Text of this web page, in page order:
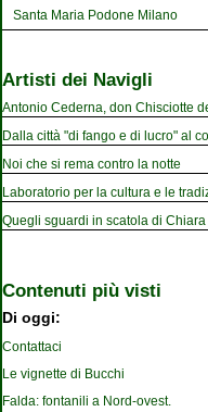
Santa Maria Podone Milano
Artisti dei Navigli
Antonio Cederna, don Chisciotte
Dalla città "di fango e di lucro" al
Noi che si rema contro la notte
Laboratorio per la cultura e le
Quegli sguardi in scatola di
Contenuti più visti
Di oggi:
Contattaci
Le vignette di Bucchi
Falda: fontanili a Nord-ovest.